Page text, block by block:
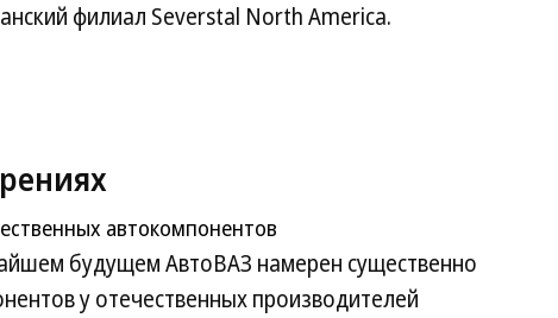
филиал Severstal North America.
автокомпонентов
будущем АвтоВАЗ намерен существенно
у отечественных производителей